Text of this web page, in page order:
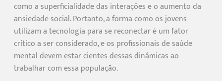
como a superficialidade das interações e o aumento da
ansiedade social. Portanto, a forma como os jovens
utilizam a tecnologia para se reconectar é um fator
crítico a ser considerado, e os profissionais de saúde
mental devem estar cientes dessas dinâmicas ao
trabalhar com essa população.